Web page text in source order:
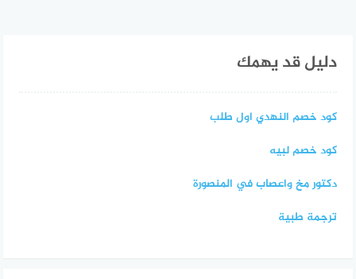
دليل قد يهمك
كود خصم النهدي اول طلب
كود خصم لبيه
دكتور مخ واعصاب في المنصورة
ترجمة طبية